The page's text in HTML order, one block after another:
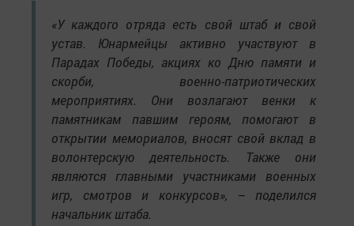
«У каждого отряда есть свой штаб и свой
устав. Юнармейцы активно участвуют в
Парадах Победы, акциях ко Дню памяти и
скорби, военно-патриотических
мероприятиях. Они возлагают венки к
памятникам павшим героям, помогают в
открытии мемориалов, вносят свой вклад в
волонтерскую деятельность. Также они
являются главными участниками военных
игр, смотров и конкурсов», – поделился
начальник штаба.